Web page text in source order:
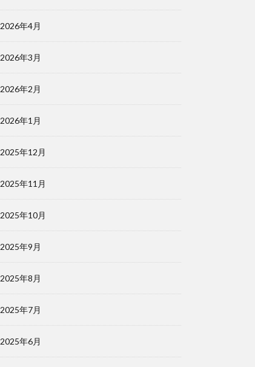
2026年4月
2026年3月
2026年2月
2026年1月
2025年12月
2025年11月
2025年10月
2025年9月
2025年8月
2025年7月
2025年6月